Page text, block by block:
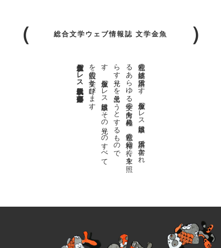
総合文学ウェブ情報誌 文学金魚
私達の
故郷は
日本語で
す
。
金魚屋プ
レ
ス
日本版は
、
日本語で
書か
れ
る
あ
ら
ゆ
る
文学の
方向を
見極め
、
私達の
精神の
行く
末を
照
ら
す
光り
を
見出そ
う
と
す
る
も
の
で
す
。
金魚屋プ
レ
ス
日本版は
そ
の
光り
の
す
べ
て
を
広義の
文学と
呼び
ま
す
。
金魚屋プレス日本版代表 齋藤都